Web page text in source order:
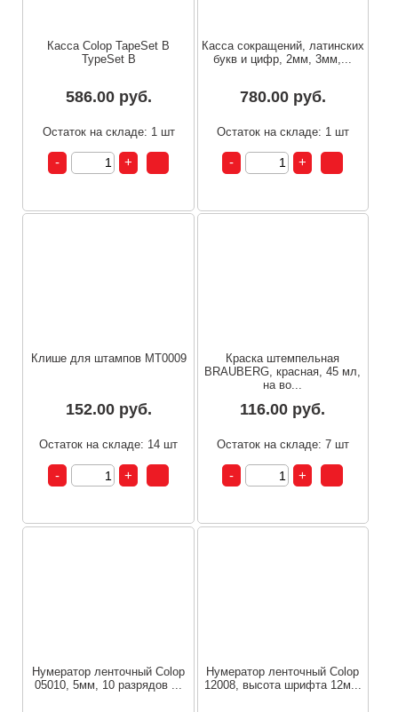
Касса Colop TapeSet B
TypeSet B
586.00 руб.
Остаток на складе: 1 шт
Касса сокращений, латинских
букв и цифр, 2мм, 3мм,...
780.00 руб.
Остаток на складе: 1 шт
Клише для штампов MT0009
152.00 руб.
Остаток на складе: 14 шт
Краска штемпельная
BRAUBERG, красная, 45 мл,
на во...
116.00 руб.
Остаток на складе: 7 шт
Нумератор ленточный Colop
05010, 5мм, 10 разрядов ...
Нумератор ленточный Colop
12008, высота шрифта 12м...